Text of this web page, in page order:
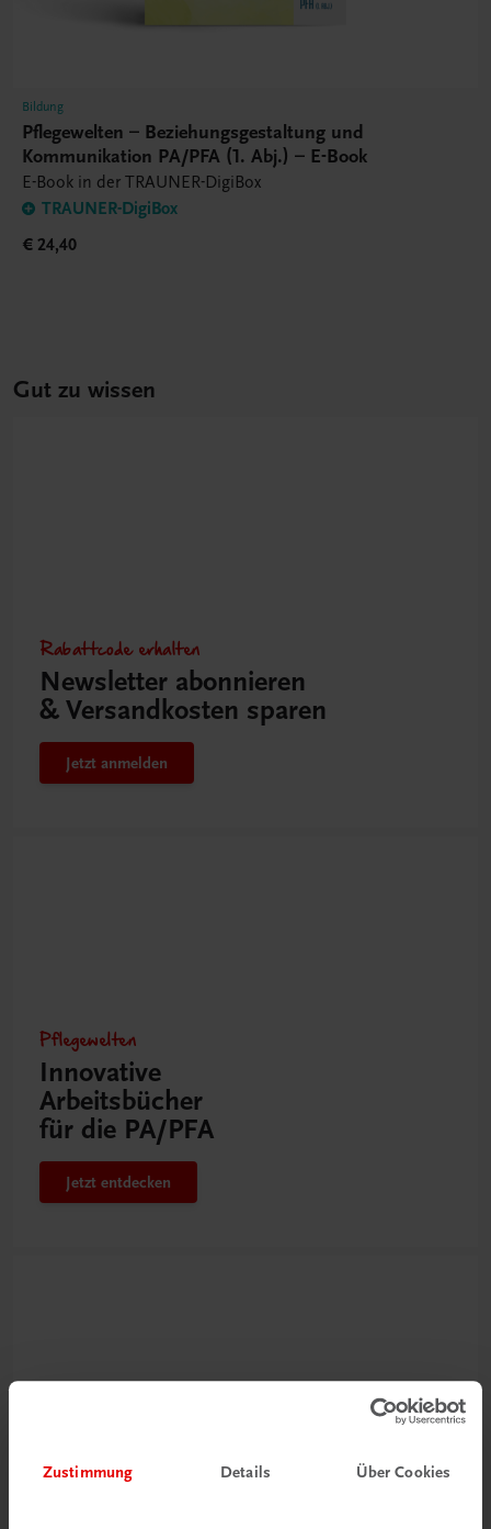
Zustimmung Details Über Cookies
Bildung
Pflegewelten – Beziehungsgestaltung und
Kommunikation PA/PFA (1. Abj.) – E-Book
E-Book in der TRAUNER-DigiBox
TRAUNER-DigiBox
€ 24,40
Gut zu wissen
Rabattcode erhalten
Newsletter abonnieren
& Versandkosten sparen
Jetzt anmelden
Pflegewelten
Innovative
Arbeitsbücher
für die PA/PFA
Jetzt entdecken
Neu zur DigiBox